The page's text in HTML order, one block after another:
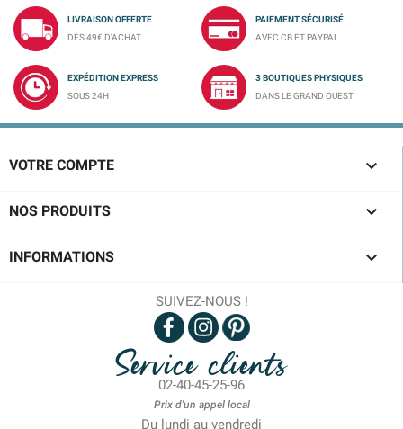
LIVRAISON OFFERTE
DÈS 49€ D'ACHAT
PAIEMENT SÉCURISÉ
AVEC CB ET PAYPAL
EXPÉDITION EXPRESS
SOUS 24H
3 BOUTIQUES PHYSIQUES
DANS LE GRAND OUEST
VOTRE COMPTE 
NOS PRODUITS 
INFORMATIONS 
SUIVEZ-NOUS !
Service clients
02-40-45-25-96
Prix d'un appel local
Du lundi au vendredi